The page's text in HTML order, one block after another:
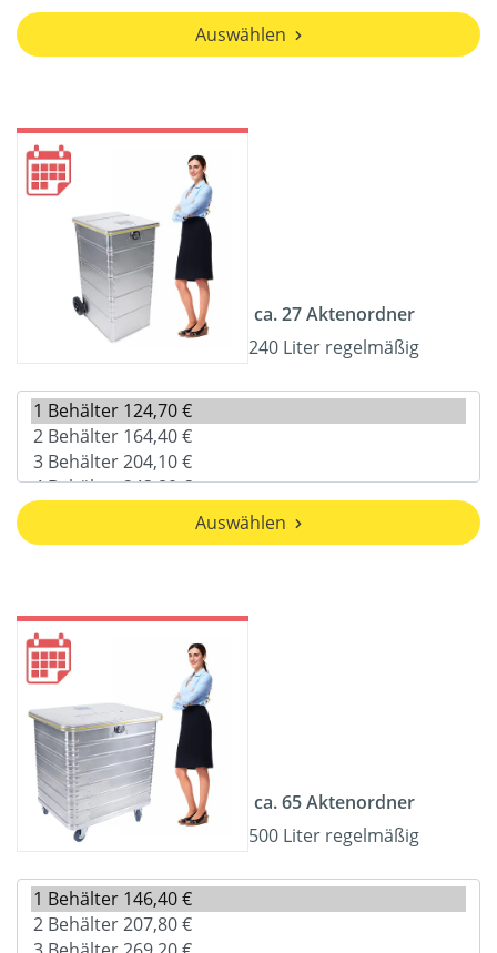
Auswählen
ca. 27 Aktenordner
240 Liter regelmäßig
Auswählen
ca. 65 Aktenordner
500 Liter regelmäßig